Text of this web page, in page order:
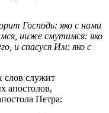
Господь: яко с нами
ниже смутимся: яко
и спасуся Им: яко с
слов служит
апостолов,
Петра: